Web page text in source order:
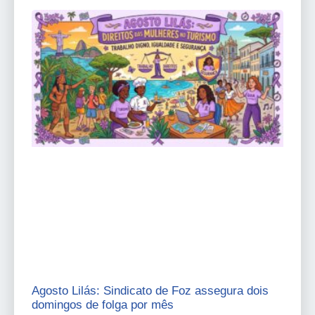
Agosto Lilás: Sindicato de Foz assegura dois
domingos de folga por mês